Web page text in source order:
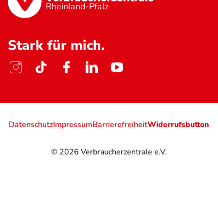
Rheinland-Pfalz
Stark für mich.
© 2026 Verbraucherzentrale e.V.
DatenschutzImpressumBarrierefreiheitWiderrufsbutton